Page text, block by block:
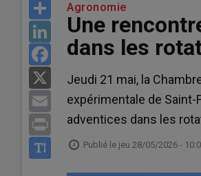
Share
LinkedIn
Facebook
Email
Print
Agronomie
Une
dans les
Jeudi 21 mai, la
expérimentale de Saint-
adventices dans les
Publié le jeu 28/05/2026 -